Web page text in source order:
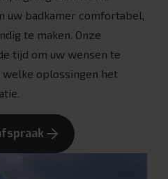
uw badkamer comfortabel,
te maken. Onze
tijd om uw wensen te
oplossingen het